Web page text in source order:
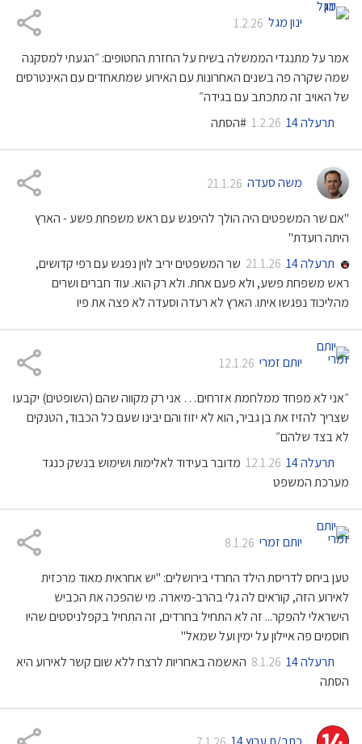
ינון מגל 1.2.26
אמר על מתנגדי הממשלה בשיח על החזרת החטופים: ״הגעתי למסקנה
שמה שקרה פה בשנים האחרונות עם האירוע שמתאחדים עם האינטרסים
של האויב זה מתכתב עם בגידה״
תרעלה 14
1.2.26 #הסתה
משה סעדה 21.1.26
"אם שר המשפטים היה הולך להיפגש עם ראש משפחת פשע - הארץ
היתה רועדת"
תרעלה 14
21.1.26 שר המשפטים יריב לוין נפגש עם רפי קדושים,
ראש משפחת פשע, ולא פעם אחת. ולא רק הוא. עוד חברים ושרים
מהליכוד נפגשו איתו. הארץ לא רעדה וסעדה לא פצה את פיו
יותם זמרי 12.1.26
״אני לא מפחד ממלחמת אזרחים… אני רק מקווה שהם (השופטים) יקבעו
שצריך להזיז את בן גביר, הוא לא יזוז והם יבינו שעם כל הכבוד, הטנקים
לא בצד שלהם״
תרעלה 14
12.1.26 מדובר בעידוד לאלימות ושימוש בנשק כנגד
מערכת המשפט
יותם זמרי 8.1.26
טען ביחס לדריסת הילד החרדי בירושלים: "יש אחראית מאוד מרכזית
לאירוע הזה, קוראים לה גלי בהרב-מיארה. מי שהפכה את הכביש
הישראלי להפקר... זה לא התחיל בחרדים, זה התחיל בקפלניסטים שהיו
חוסמים פה איילון על ימין ועל שמאל"
תרעלה 14
8.1.26 האשמה באחריות לרצח ללא שום קשר לאירוע היא
הסתה